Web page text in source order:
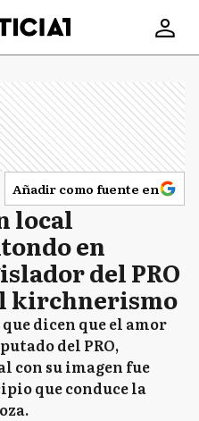
Añadir como fuente en
local
en
del PRO
kirchnerismo
dicen que el amor
del PRO,
con su imagen fue
que conduce la